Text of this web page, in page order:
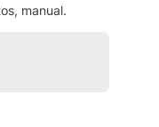
manual.